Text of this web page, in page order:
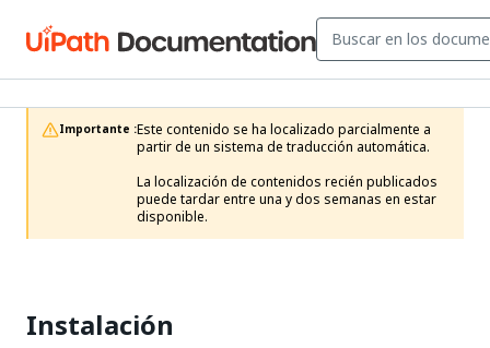
Importante :Este contenido se ha localizado parcialmente a
partir de un sistema de traducción automática.
La localización de contenidos recién publicados
puede tardar entre una y dos semanas en estar
disponible.
Instalación